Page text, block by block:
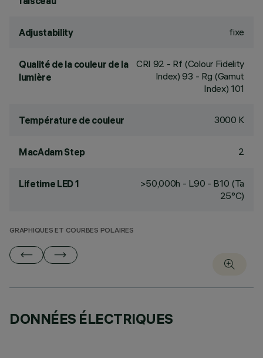
Adjustability fixe
Qualité de la couleur de la
lumière
CRI 92 - Rf (Colour Fidelity
Index) 93 - Rg (Gamut
Index) 101
Température de couleur 3000 K
MacAdam Step 2
Lifetime LED 1
>50,000h - L90 - B10 (Ta
25°C)
GRAPHIQUES ET COURBES POLAIRES
DONNÉES ÉLECTRIQUES